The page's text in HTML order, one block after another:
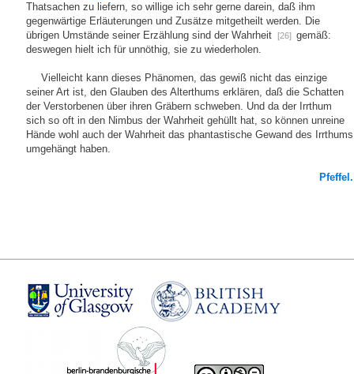
Thatsachen zu liefern, so willige ich sehr gerne darein, daß ihm
gegenwärtige Erläuterungen und Zusätze mitgetheilt werden. Die
übrigen Umstände seiner Erzählung sind der Wahrheit
[26] gemäß:
deswegen hielt ich für unnöthig, sie zu wiederholen.
Vielleicht kann dieses Phänomen, das gewiß nicht das einzige
seiner Art ist, den Glauben des Alterthums erklären, daß die Schatten
der Verstorbenen über ihren Gräbern schweben. Und da der Irrthum
sich so oft in den Nimbus der Wahrheit gehüllt hat, so können unreine
Hände wohl auch der Wahrheit das phantastische Gewand des Irrthums
umgehängt haben.
Pfeffel.